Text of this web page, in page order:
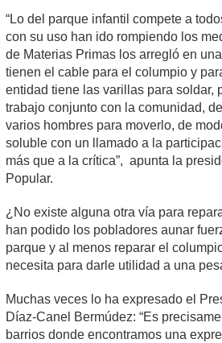
“Lo del parque infantil compete a
con su uso han ido rompiendo los
de Materias Primas los arregló en
tienen el cable para el columpio y
entidad tiene las varillas para soldar,
trabajo conjunto con la comunidad,
varios hombres para moverlo, de
soluble con un llamado a la
más que a la crítica”, apunta la
Popular.
¿No existe alguna otra vía para
han podido los pobladores aunar
parque y al menos reparar el
necesita para darle utilidad a una
Muchas veces lo ha expresado el
Díaz-Canel Bermúdez: “Es
barrios donde encontramos una